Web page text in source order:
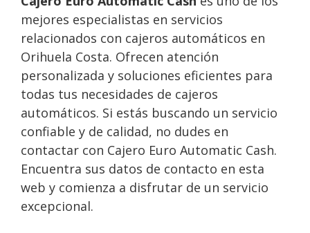
mejores especialistas en servicios
relacionados con cajeros automáticos en
Orihuela Costa. Ofrecen atención
personalizada y soluciones eficientes para
todas tus necesidades de cajeros
automáticos. Si estás buscando un servicio
confiable y de calidad, no dudes en
contactar con Cajero Euro Automatic Cash.
Encuentra sus datos de contacto en esta
web y comienza a disfrutar de un servicio
excepcional.